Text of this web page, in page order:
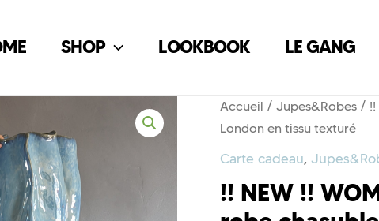
SHOP LOOKBOOK LE GANG
Accueil / Jupes&Robes/ !!
London en tissu texturé
Carte cadeau,
!! NEW !!